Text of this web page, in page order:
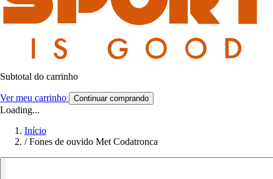
Subtotal do carrinho
Ver meu carrinho Continuar comprando
Loading...
Início
/ Fones de ouvido Met Codatronca